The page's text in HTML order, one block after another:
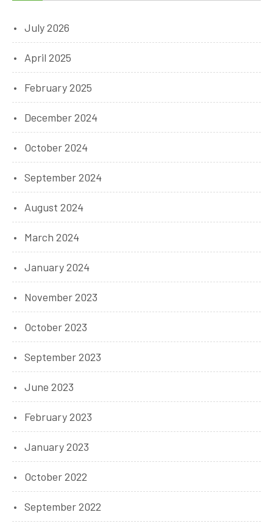
July 2026
April 2025
February 2025
December 2024
October 2024
September 2024
August 2024
March 2024
January 2024
November 2023
October 2023
September 2023
June 2023
February 2023
January 2023
October 2022
September 2022